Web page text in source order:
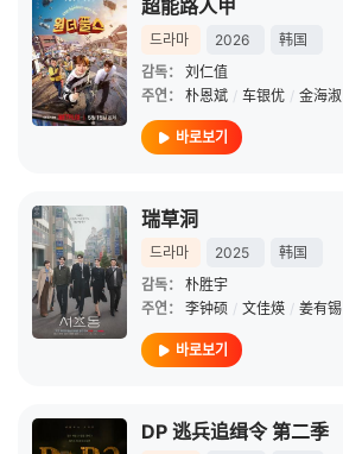
超能路人甲
드라마 2026
韩国
감독：
刘仁值
주연：
朴恩斌 / 车银优 / 金海淑
바로보기
瑞草洞
드라마 2025
韩国
감독：
朴胜宇
주연：
李钟硕 / 文佳煐 / 姜有锡
바로보기
DP 逃兵追缉令 第二季